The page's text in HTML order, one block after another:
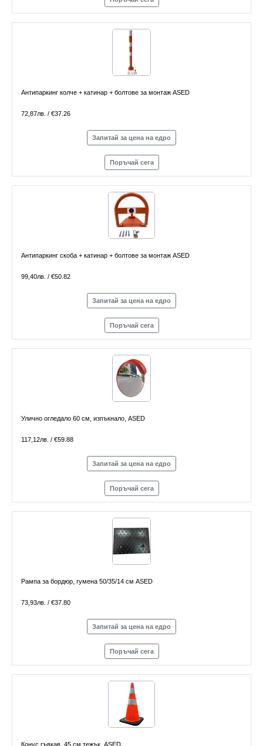
Антипаркинг колче + катинар + болтове за монтаж ASED
72,87лв. / €37.26
Запитай за цена на едро
Поръчай сега
Антипаркинг скоба + катинар + болтове за монтаж ASED
99,40лв. / €50.82
Запитай за цена на едро
Поръчай сега
Улично огледало 60 см, изпъкнало, ASED
117,12лв. / €59.88
Запитай за цена на едро
Поръчай сега
Рампа за бордюр, гумена 50/35/14 см ASED
73,93лв. / €37.80
Запитай за цена на едро
Поръчай сега
Конус гъвкав, 45 см тежък, ASED